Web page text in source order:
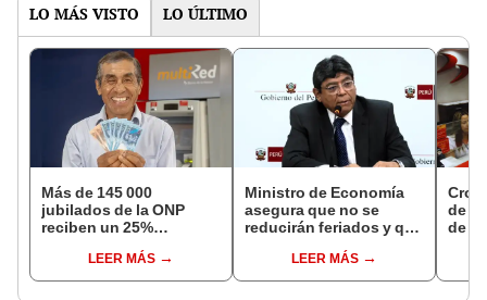
LO MÁS VISTO LO ÚLTIMO
Más de 145 000
jubilados de la ONP
reciben un 25%
en agostoLEER MÁS
Ministro de Economía
asegura que no se
reducirán feriados y que
aumentará en dos
etapas
LEER MÁS
de
de